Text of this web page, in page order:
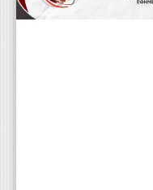
Πολιτιστικά-Εκκλησιαστικά